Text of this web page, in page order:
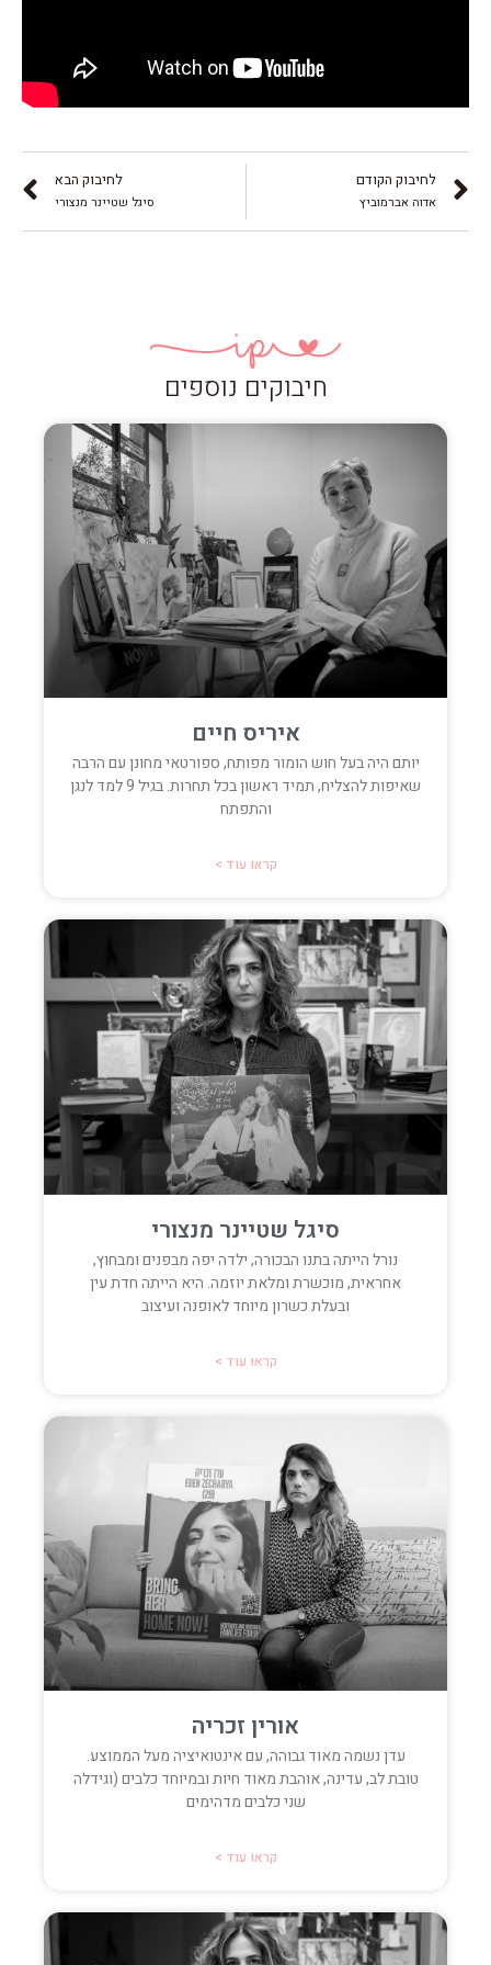
לחיבוק הקודם
אדוה אברמוביץ
לחיבוק הבא
סיגל שטיינר מנצורי
חיבוקים נוספים
איריס חיים
יותם היה בעל חוש הומור מפותח, ספורטאי מחונן עם הרבה
שאיפות להצליח, תמיד ראשון בכל תחרות. בגיל 9 למד לנגן
והתפתח
קראו עוד >
סיגל שטיינר מנצורי
נורל הייתה בתנו הבכורה, ילדה יפה מבפנים ומבחוץ,
אחראית, מוכשרת ומלאת יוזמה. היא הייתה חדת עין
ובעלת כשרון מיוחד לאופנה ועיצוב
קראו עוד >
אורין זכריה
עדן נשמה מאוד גבוהה, עם אינטואיציה מעל הממוצע.
טובת לב, עדינה, אוהבת מאוד חיות ובמיוחד כלבים (וגידלה
שני כלבים מדהימים
קראו עוד >